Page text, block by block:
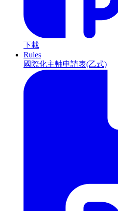
下載
Rules
國際化主軸申請表(乙式)